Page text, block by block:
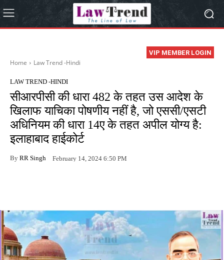
VIP MEMBER LOGIN
Home Law Trend -Hindi
LAW TREND -HINDI
सीआरपीसी की धारा 482 के तहत उस आदेश के
खिलाफ याचिका पोषणीय नहीं है, जो एससी/एसटी
अधिनियम की धारा 14ए के तहत अपील योग्य है:
इलाहाबाद हाईकोर्ट
By RR Singh February 14, 2024 6:50 PM